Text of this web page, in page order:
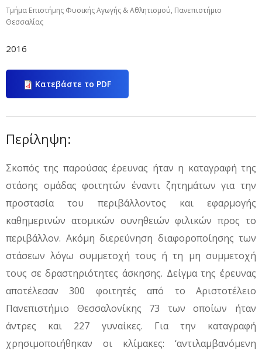
Τμήμα Επιστήμης Φυσικής Αγωγής & Αθλητισμού, Πανεπιστήμιο
Θεσσαλίας
2016
Κατεβάστε το PDF
Περίληψη:
Σκοπός της παρούσας έρευνας ήταν η καταγραφή της
στάσης ομάδας φοιτητών έναντι ζητημάτων για την
προστασία του περιβάλλοντος και εφαρμογής
καθημερινών ατομικών συνηθειών φιλικών προς το
περιβάλλον. Ακόμη διερεύνηση διαφοροποίησης των
στάσεων λόγω συμμετοχή τους ή τη μη συμμετοχή
τους σε δραστηριότητες άσκησης. Δείγμα της έρευνας
αποτέλεσαν 300 φοιτητές από το Αριστοτέλειο
Πανεπιστήμιο Θεσσαλονίκης 73 των οποίων ήταν
άντρες και 227 γυναίκες. Για την καταγραφή
χρησιμοποιήθηκαν οι κλίμακες: ‘αντιλαμβανόμενη